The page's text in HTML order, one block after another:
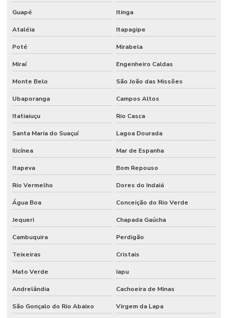
Guapé Itinga
Ataléia Itapagipe
Poté Mirabela
Miraí Engenheiro Caldas
Monte Belo São João das Missões
Ubaporanga Campos Altos
Itatiaiuçu Rio Casca
Santa Maria do Suaçuí Lagoa Dourada
Ilicínea Mar de Espanha
Itapeva Bom Repouso
Rio Vermelho Dores do Indaiá
Água Boa Conceição do Rio Verde
Jequeri Chapada Gaúcha
Cambuquira Perdigão
Teixeiras Cristais
Mato Verde Iapu
Andrelândia Cachoeira de Minas
São Gonçalo do Rio Abaixo Virgem da Lapa